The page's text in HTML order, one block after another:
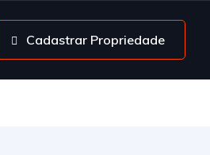
Cadastrar Propriedade